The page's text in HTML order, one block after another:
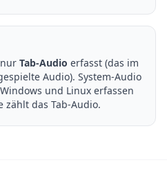
Tab-Audio erfasst (das im
Audio). System-Audio
und Linux erfassen
zählt das Tab-Audio.